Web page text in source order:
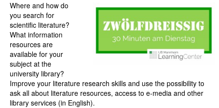
Where and how do
you search for
scientific literature?
What information
resources are
available for your
subject at the
university library?
Improve your literature research skills and use the possibility to
ask all about literature resources, access to e-media and other
library services (in English).